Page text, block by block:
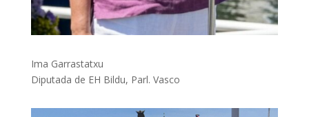
Ima Garrastatxu
Diputada de EH Bildu, Parl. Vasco